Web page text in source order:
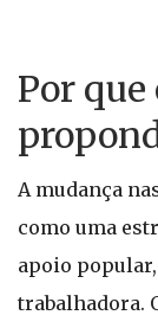
Por
A mudança
como uma
apoio
trabalhadora.